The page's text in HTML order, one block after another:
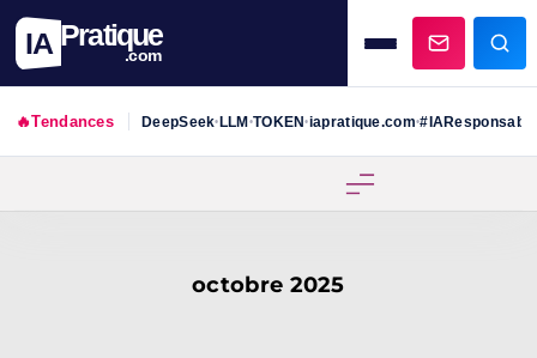
IA Pratique
.com
🔥Tendances DeepSeek•LLM•TOKEN•iapratique.com•#IAResponsable
octobre 2025